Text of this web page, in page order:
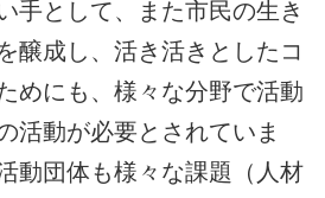
手として、また市民の生き
醸成し、活き活きとしたコ
めにも、様々な分野で活動
活動が必要とされていま
動団体も様々な課題（人材